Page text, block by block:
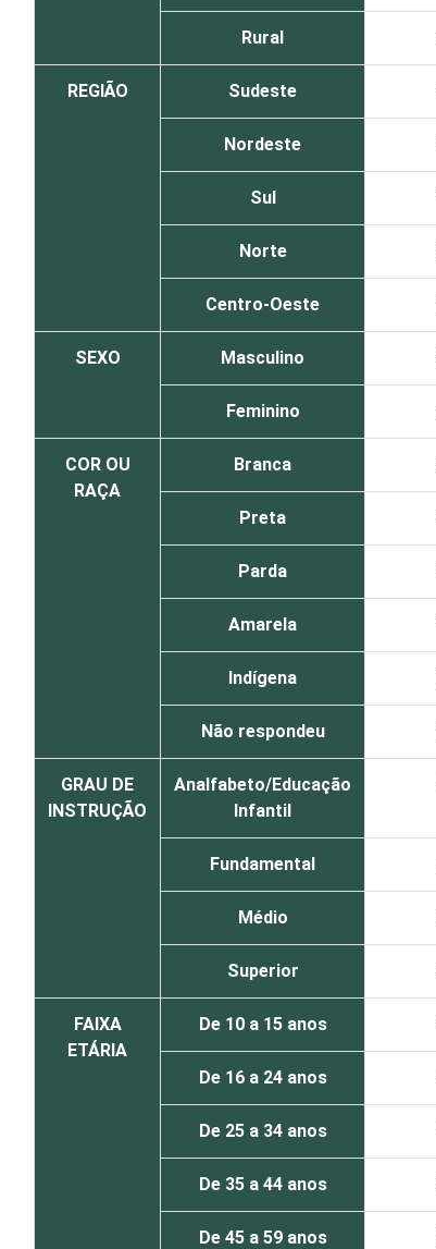
Rural
REGIÃO Sudeste
Nordeste
Sul
Norte
Centro-Oeste
SEXO Masculino
Feminino
COR OU
RAÇA
Branca
Preta
Parda
Amarela
Indígena
Não respondeu
GRAU DE
INSTRUÇÃO
Analfabeto/Educação
Infantil
Fundamental
Médio
Superior
FAIXA
ETÁRIA
De 10 a 15 anos
De 16 a 24 anos
De 25 a 34 anos
De 35 a 44 anos
De 45 a 59 anos